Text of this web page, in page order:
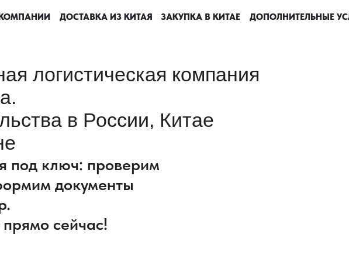
ДОПОЛНИТЕЛЬНЫЕ
ДОСТАВКА ИЗ КИТАЯ ЗАКУПКА В КИТАЕ ДОПОЛНИТЕЛЬНЫЕ
ДОСТАВКА ИЗ КИТАЯ ЗАКУПКА В КИТАЕ
логистическая компания
в России, Китае
под ключ: проверим
документы
прямо сейчас!
ДОПОЛНИТЕЛЬНЫЕ
ДОСТАВКА ИЗ КИТАЯ ЗАКУПКА В КИТАЕ ДОПОЛНИТЕЛЬНЫЕ
ДОСТАВКА ИЗ КИТАЯ ЗАКУПКА В КИТАЕ